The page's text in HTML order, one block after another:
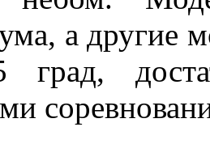
а другие
град,